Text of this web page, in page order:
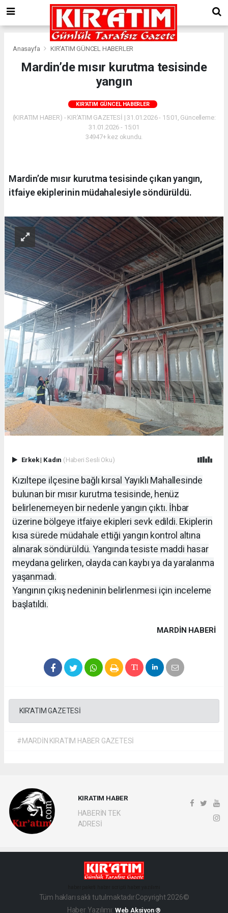
Anasayfa KIR'ATIM GÜNCEL HABERLER
Mardin’de mısır kurutma tesisinde
yangın
KIR'ATIM GÜNCEL HABERLER
(KIRATIM HABER) - KIR'ATIM GAZETESİ | 31.01.2026 - 15:01, Güncelleme:
31.01.2026 - 15:01
34947+ kez okundu.
Mardin’de mısır kurutma tesisinde çıkan yangın,
itfaiye ekiplerinin müdahalesiyle söndürüldü.
Erkek| Kadın (Haberi Sesli Oku)
Kızıltepe ilçesine bağlı kırsal Yayıklı Mahallesinde
bulunan bir mısır kurutma tesisinde, henüz
belirlenemeyen bir nedenle yangın çıktı. İhbar
üzerine bölgeye itfaiye ekipleri sevk edildi. Ekiplerin
kısa sürede müdahale ettiği yangın kontrol altına
alınarak söndürüldü. Yangında tesiste maddi hasar
meydana gelirken, olayda can kaybı ya da yaralanma
yaşanmadı.
Yangının çıkış nedeninin belirlenmesi için inceleme
başlatıldı.
MARDIN HABERİ
KIR'ATIM GAZETESİ
#MARDİN KIRATIM HABER GAZETESİ
KIRATIM HABER
HABERİN TEK
ADRESİ
Tüm hakları saklı tutulmaktadır.Copyright 2026©
Haber Yazılımı: Web Aksiyon ®